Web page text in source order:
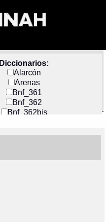
Diccionarios:
Alarcón
Arenas
Bnf_361
Bnf_362
Bnf_362bis
Docs_México